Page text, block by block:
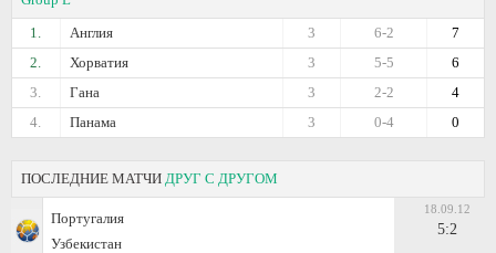
1.
Англия 7
6-2
3
2.
Хорватия 6
5-5
3
3.
Гана 4
2-2
3
4.
Панама 0
0-4
3
ПОСЛЕДНИЕ МАТЧИ ДРУГ С ДРУГОМ
Португалия
Узбекистан
18.09.12
5:2